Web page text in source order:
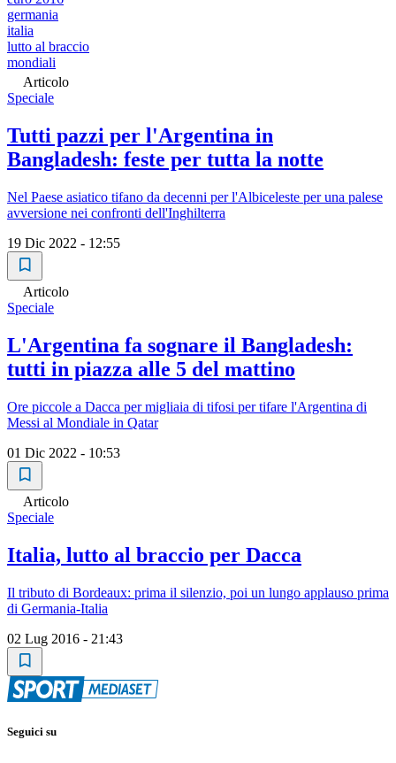
germania
italia
lutto al braccio
mondiali
Articolo
Speciale
Tutti pazzi per l'Argentina in
Bangladesh: feste per tutta la notte
Nel Paese asiatico tifano da decenni per l'Albiceleste per una palese
avversione nei confronti dell'Inghilterra
19 Dic 2022 - 12:55
Articolo
Speciale
L'Argentina fa sognare il Bangladesh:
tutti in piazza alle 5 del mattino
Ore piccole a Dacca per migliaia di tifosi per tifare l'Argentina di
Messi al Mondiale in Qatar
01 Dic 2022 - 10:53
Articolo
Speciale
Italia, lutto al braccio per Dacca
Il tributo di Bordeaux: prima il silenzio, poi un lungo applauso prima
di Germania-Italia
02 Lug 2016 - 21:43
Seguici su